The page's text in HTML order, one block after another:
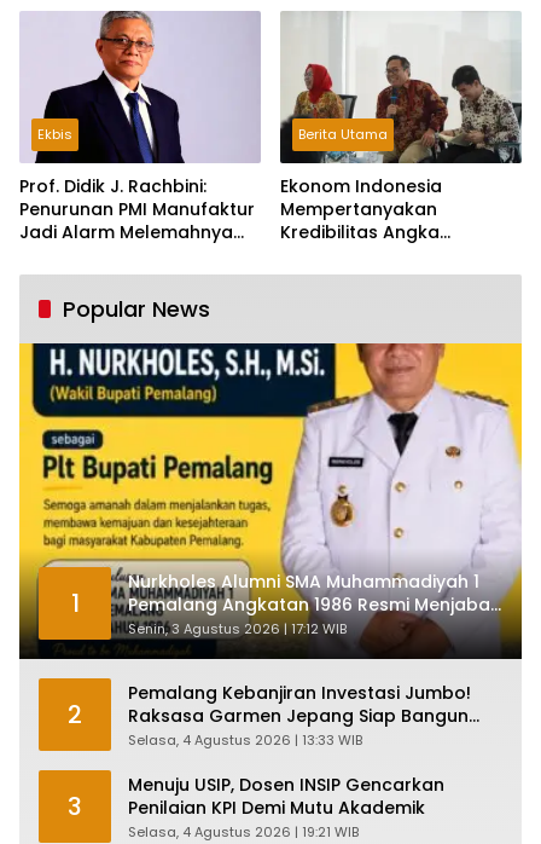
Ekbis
Prof. Didik J. Rachbini:
Penurunan PMI Manufaktur
Jadi Alarm Melemahnya
Berita Utama
Ekonom Indonesia
Mempertanyakan
Kredibilitas Angka
Tumbuh Tapi Rapuh
Popular News
1
Nurkholes Alumni SMA Muhammadiyah 1
Pemalang Angkatan 1986 Resmi Menjabat
Plt Bupati, Inilah Pesan Ketua Asmam 86
Senin, 3 Agustus 2026 | 17:12 WIB
2
Pemalang Kebanjiran Investasi Jumbo!
Raksasa Garmen Jepang Siap Bangun
Pabrik dan Serap Ribuan Tenaga Kerja
Selasa, 4 Agustus 2026 | 13:33 WIB
3
Menuju USIP, Dosen INSIP Gencarkan
Penilaian KPI Demi Mutu Akademik
Selasa, 4 Agustus 2026 | 19:21 WIB